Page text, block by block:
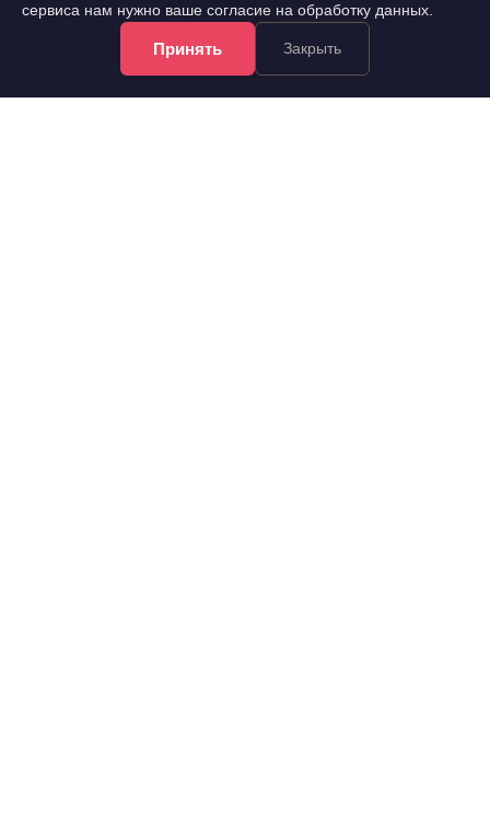
сервиса нам нужно ваше согласие на обработку данных.
Принять Закрыть